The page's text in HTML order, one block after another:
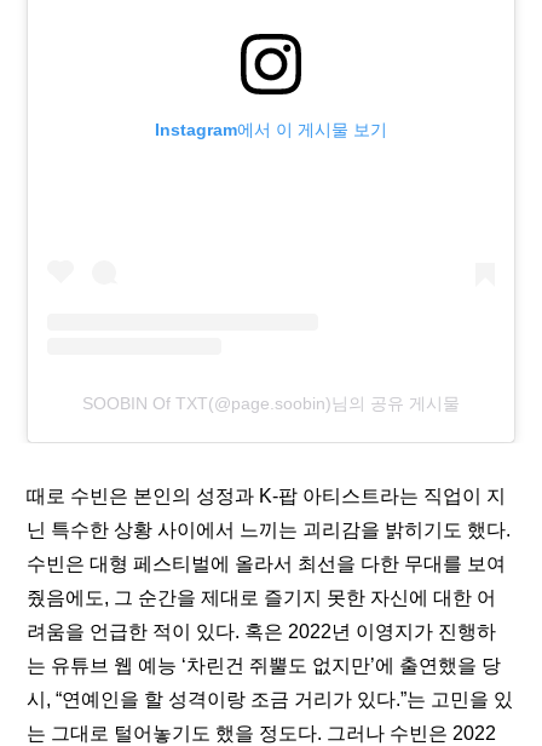
Instagram에서 이 게시물 보기
SOOBIN Of TXT(@page.soobin)님의 공유 게시물
때로 수빈은 본인의 성정과 K-팝 아티스트라는 직업이 지
닌 특수한 상황 사이에서 느끼는 괴리감을 밝히기도 했다.
수빈은 대형 페스티벌에 올라서 최선을 다한 무대를 보여
줬음에도, 그 순간을 제대로 즐기지 못한 자신에 대한 어
려움을 언급한 적이 있다. 혹은 2022년 이영지가 진행하
는 유튜브 웹 예능 ‘차린건 쥐뿔도 없지만’에 출연했을 당
시, “연예인을 할 성격이랑 조금 거리가 있다.”는 고민을 있
는 그대로 털어놓기도 했을 정도다. 그러나 수빈은 2022